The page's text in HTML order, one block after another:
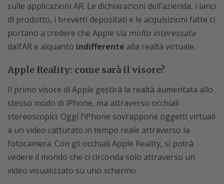
sulle applicazioni AR. Le dichiarazioni dell’azienda, i lanci
di prodotto, i brevetti depositati e le acquisizioni fatte ci
portano a credere che Apple sia molto interessata
dall’AR e alquanto indifferente alla realtà virtuale.
Apple Reality: come sarà il visore?
Il primo visore di Apple gestirà la realtà aumentata allo
stesso modo di iPhone, ma attraverso occhiali
stereoscopici. Oggi l’iPhone sovrappone oggetti virtuali
a un video catturato in tempo reale attraverso la
fotocamera. Con gli occhiali Apple Reality, si potrà
vedere il mondo che ci circonda solo attraverso un
video visualizzato su uno schermo.